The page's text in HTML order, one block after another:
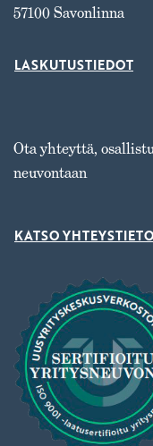
57100 Savonlinna
LASKUTUSTIEDOT
Ota yhteyttä,
neuvontaan
KATSO